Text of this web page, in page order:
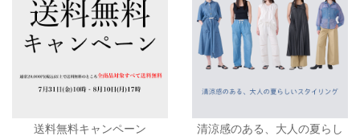
送料無料キャンペーン
清涼感のある、大人の夏らし